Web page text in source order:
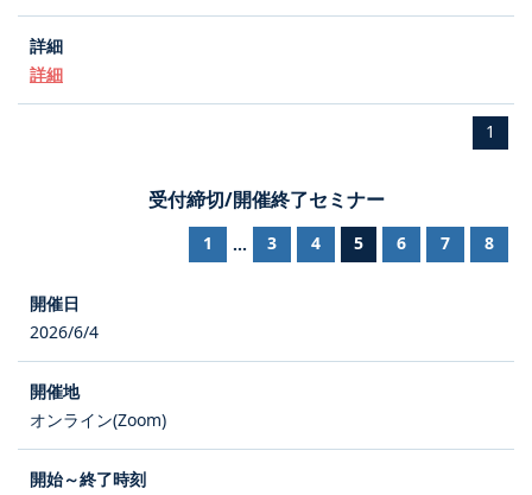
詳細
1
受付締切/開催終了セミナー
1 ... 3 4 5 6 7 8
2026/6/4
オンライン(Zoom)